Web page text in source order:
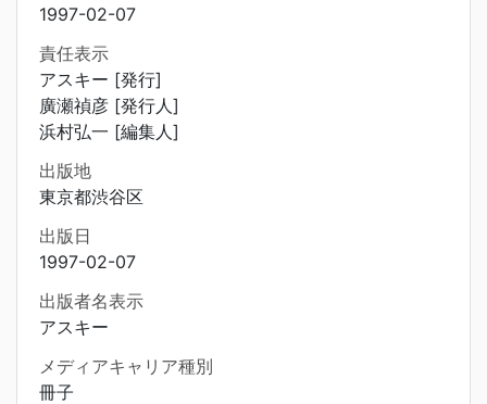
1997-02-07
責任表示
アスキー [発行]
廣瀬禎彦 [発行人]
浜村弘一 [編集人]
出版地
東京都渋谷区
出版日
1997-02-07
出版者名表示
アスキー
メディアキャリア種別
冊子